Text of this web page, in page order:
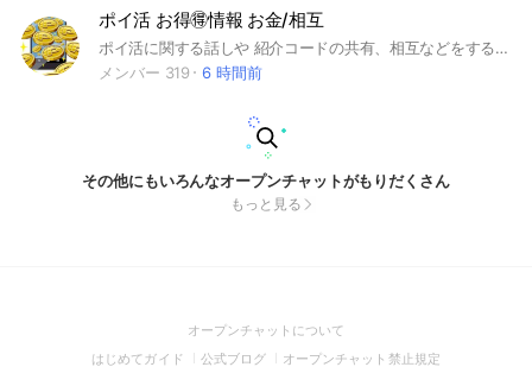
ポイ活 お得🉐情報 お金/相互
ポイ活に関する話しや 紹介コードの共有、相互などをする場所です。 自分が登録してほしいサイトがあるよって方は是非参加してみてね！ みんながお得になるような情報発信も定期的に発信しています(*^^*) 入ったらまずノートを見て頂けるとありがたいです🙇‍♀️ オプの宣伝、個人のSNSへの誘導は禁止です。 その他、管理人が不適切だと判断した投稿は削除する場合があります。 #お金 #金欠 #ポイ活 #ポイント #相互 #お得 #口座開設 #オリパ #TiktokLite #Tiktok Lite #Tiktokライト #モッピー #ハピタス #Temu #SHEIN #PayPay #紹介コード #招待コード
メンバー 319
6 時間前
その他にもいろんなオープンチャットがもりだくさん
もっと見る
オープンチャットについて
in
はじめてガイド (Open
公式ブログ (Open
オープンチャット禁止規定(Open